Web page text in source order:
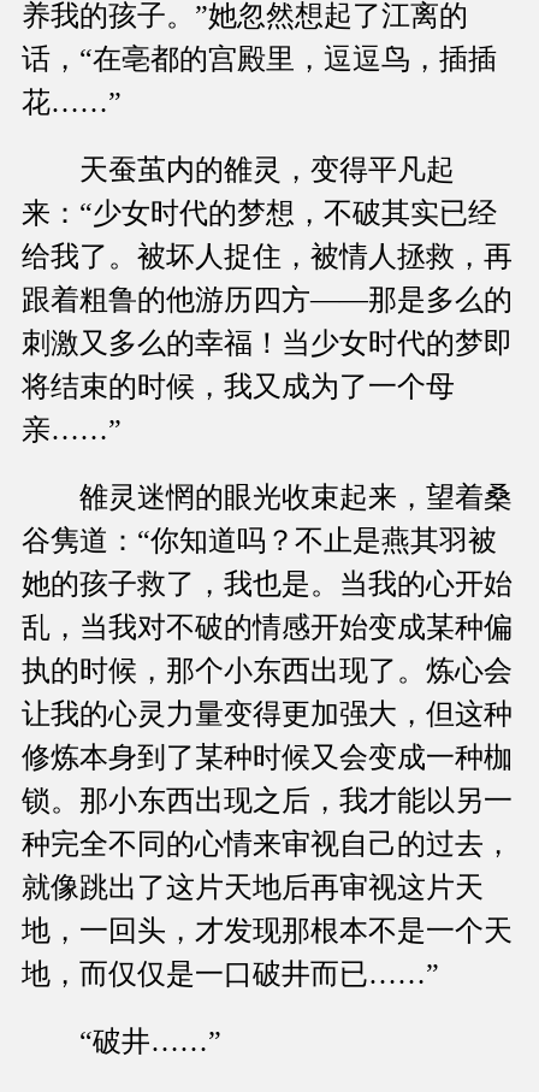
养我的孩子。”她忽然想起了江离的
话，“在亳都的宫殿里，逗逗鸟，插插
花……”
天蚕茧内的雒灵，变得平凡起
来：“少女时代的梦想，不破其实已经
给我了。被坏人捉住，被情人拯救，再
跟着粗鲁的他游历四方——那是多么的
刺激又多么的幸福！当少女时代的梦即
将结束的时候，我又成为了一个母
亲……”
雒灵迷惘的眼光收束起来，望着桑
谷隽道：“你知道吗？不止是燕其羽被
她的孩子救了，我也是。当我的心开始
乱，当我对不破的情感开始变成某种偏
执的时候，那个小东西出现了。炼心会
让我的心灵力量变得更加强大，但这种
修炼本身到了某种时候又会变成一种枷
锁。那小东西出现之后，我才能以另一
种完全不同的心情来审视自己的过去，
就像跳出了这片天地后再审视这片天
地，一回头，才发现那根本不是一个天
地，而仅仅是一口破井而已……”
“破井……”